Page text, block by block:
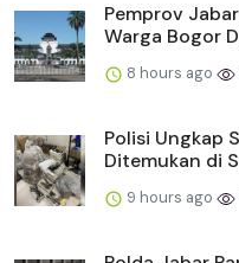
Pemprov
Warga Bogor
8 hours ago
Polisi Ungkap
Ditemukan di
9 hours ago